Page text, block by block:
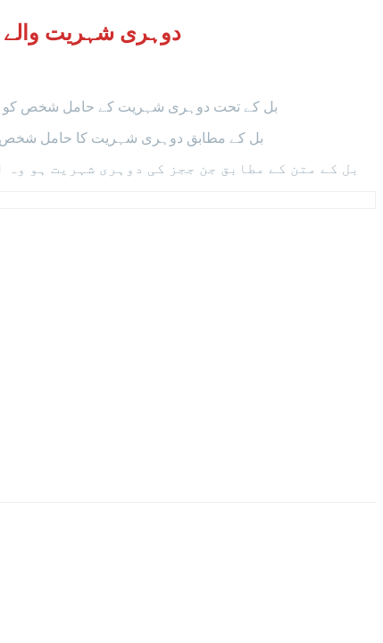
دوہری شہریت والے
بل کے تحت دوہری شہریت کے حامل شخص کو سپریم کورٹ یا
بل کے مطابق دوہری شہریت کا حامل شخص
بل کے متن کے مطابق جن ججز کی دوہری شہریت ہو